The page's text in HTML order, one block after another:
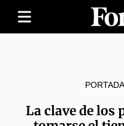
PORTADA
La clave de los